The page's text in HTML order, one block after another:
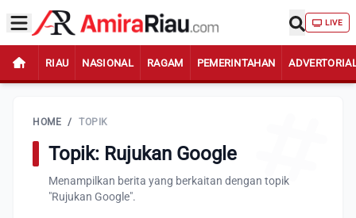
LIVE
RIAU NASIONAL RAGAM PEMERINTAHAN
HOME / TOPIK
Topik: Rujukan Google
Menampilkan berita yang berkaitan dengan topik
"Rujukan Google".